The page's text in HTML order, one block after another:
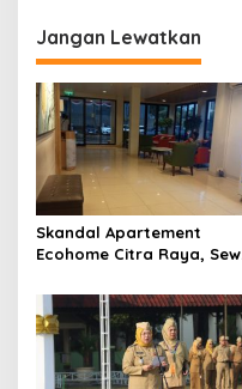
a
s
i
p
o
s
Jangan Lewatkan
Skandal Apartement
Ecohome Citra Raya,
Pegawai Staf BNK